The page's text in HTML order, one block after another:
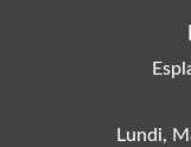
Lundi,